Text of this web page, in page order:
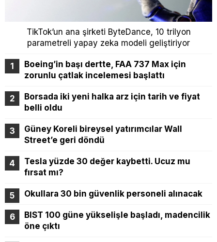
TikTok’un ana şirketi ByteDance, 10 trilyon
parametreli yapay zeka modeli geliştiriyor
Boeing’in başı dertte, FAA 737 Max için
zorunlu çatlak incelemesi başlattı
Borsada iki yeni halka arz için tarih ve fiyat
belli oldu
Güney Koreli bireysel yatırımcılar Wall
Street’e geri döndü
Tesla yüzde 30 değer kaybetti. Ucuz mu
fırsat mı?
Okullara 30 bin güvenlik personeli alınacak
BIST 100 güne yükselişle başladı, madencilik
öne çıktı